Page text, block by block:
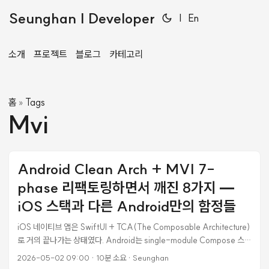
Seunghan | Developer | En
소개 프로젝트 블로그 카테고리
홈 » Tags
Mvi
Android Clean Arch + MVI 7-
phase 리팩토링하면서 깨진 8가지 —
iOS 스택과 다른 Android만의 함정들
iOS 네이티브 앱은 SwiftUI + TCA(The Composable Architecture)
로 거의 끝나가는 상태였다. Android는 single-module Compose 스캐
폴드만 있는 상태에서 같은 수준의 production 품질로 끌어올리는 작업을
2026-05-02 09:00 · 10분 소요· Seunghan